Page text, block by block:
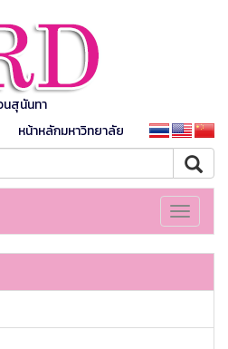
สุนันทา
หน้าหลักมหาวิทยาลัย
Toggle